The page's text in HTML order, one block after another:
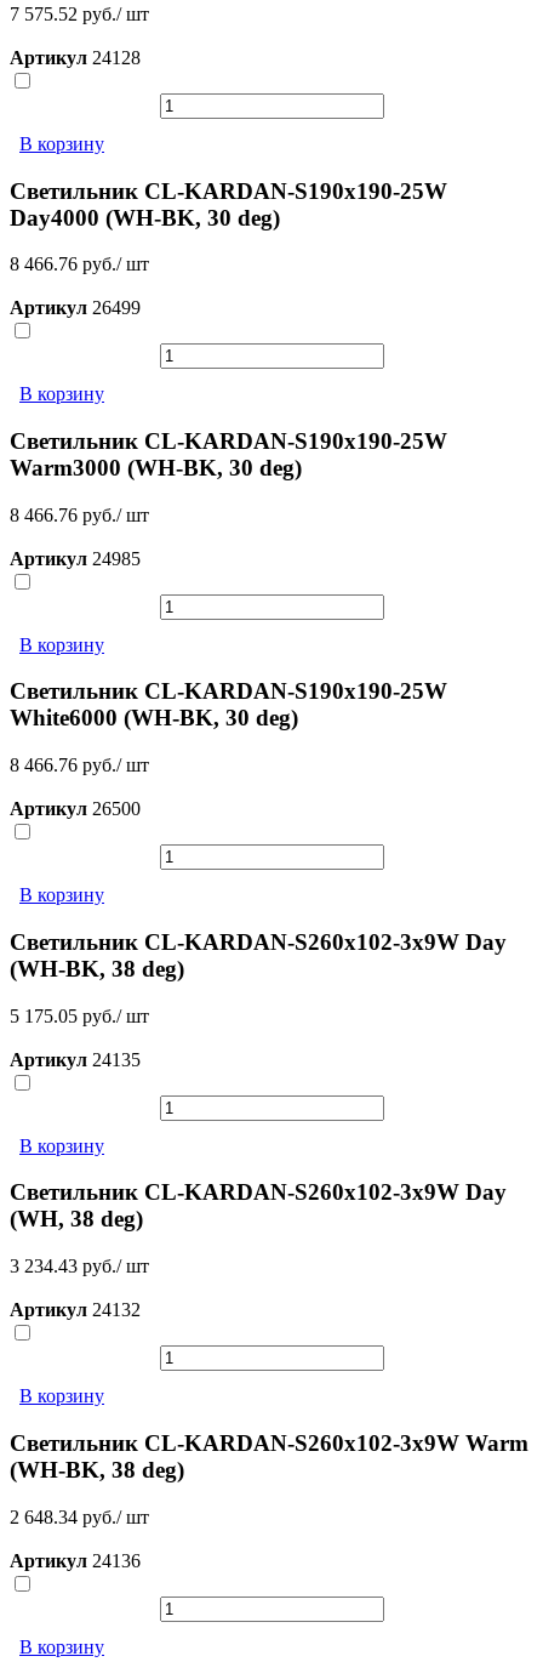
7 575.52 руб./ шт
Артикул 24128
В корзину
Светильник CL-KARDAN-S190x190-25W
Day4000 (WH-BK, 30 deg)
8 466.76 руб./ шт
Артикул 26499
В корзину
Светильник CL-KARDAN-S190x190-25W
Warm3000 (WH-BK, 30 deg)
8 466.76 руб./ шт
Артикул 24985
В корзину
Светильник CL-KARDAN-S190x190-25W
White6000 (WH-BK, 30 deg)
8 466.76 руб./ шт
Артикул 26500
В корзину
Светильник CL-KARDAN-S260x102-3x9W Day
(WH-BK, 38 deg)
5 175.05 руб./ шт
Артикул 24135
В корзину
Светильник CL-KARDAN-S260x102-3x9W Day
(WH, 38 deg)
3 234.43 руб./ шт
Артикул 24132
В корзину
Светильник CL-KARDAN-S260x102-3x9W Warm
(WH-BK, 38 deg)
2 648.34 руб./ шт
Артикул 24136
В корзину